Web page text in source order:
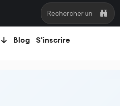
Rechercher une page
Blog S'inscrire